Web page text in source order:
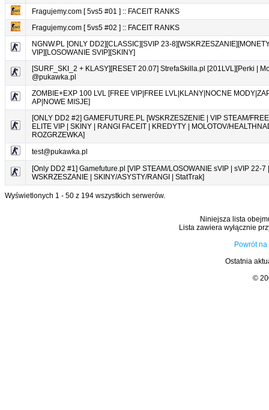
Fragujemy.com [ 5vs5 #01 ] :: FACEIT RANKS
Fragujemy.com [ 5vs5 #02 ] :: FACEIT RANKS
NGNW.PL [ONLY DD2][CLASSIC][SVIP 23-
VIP][LOSOWANIE SVIP][SKINY]
[SURF_SKI_2 + KLASY][RESET 20.07] StrefaSkilla.pl [201LVL][Perki |
@pukawka.pl
ZOMBIE+EXP 100 LVL [FREE VIP|FREE LVL|KLANY|NOCNE
AP|NOWE MISJE]
[ONLY DD2 #2] GAMEFUTURE.PL [WSKRZESZENIE | VIP STEAM/
ELITE VIP | SKINY | RANGI FACEIT | KREDYTY | MOLOTOV/
ROZGRZEWKA]
test@pukawka.pl
[Only DD2 #1] Gamefuture.pl [VIP STEAM/LOSOWANIE sVIP | sVIP 22-7 |
WSKRZESZANIE | SKINY/ASYSTY/RANGI | StatTrak]
Wyświetlonych 1 - 50 z 194 wszystkich serwerów.
Niniejsza lista
Lista zawiera wyłącznie
Powrót na
Ostatnia
©